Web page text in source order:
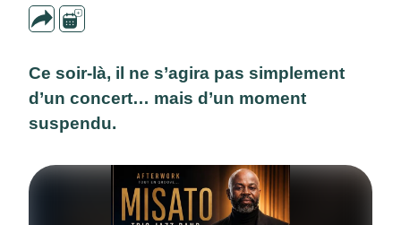
Ce soir-là, il ne s’agira pas simplement
d’un concert… mais d’un moment
suspendu.